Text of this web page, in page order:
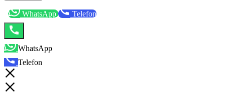
WhatsApp Telefon
WhatsApp
Telefon